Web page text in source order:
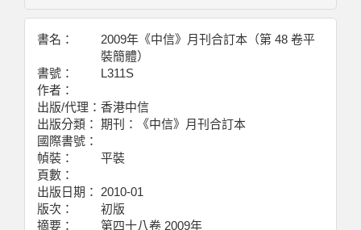
書名：
2009年《中信》月刊合訂本（第 48 卷平
裝簡體）
書號：
L311S
作者：
出版/代理： 香港中信
出版分類： 期刊：《中信》月刊合訂本
國際書號：
幀裝：
平裝
頁數：
出版日期：
2010-01
版次：
初版
摘要：
第四十八卷 2009年